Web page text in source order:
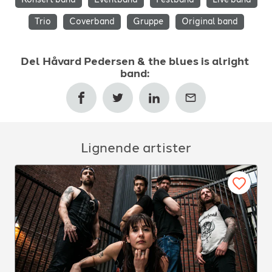
Trio Coverband Gruppe Original band
Del Håvard Pedersen & the blues is alright
band:
Lignende artister